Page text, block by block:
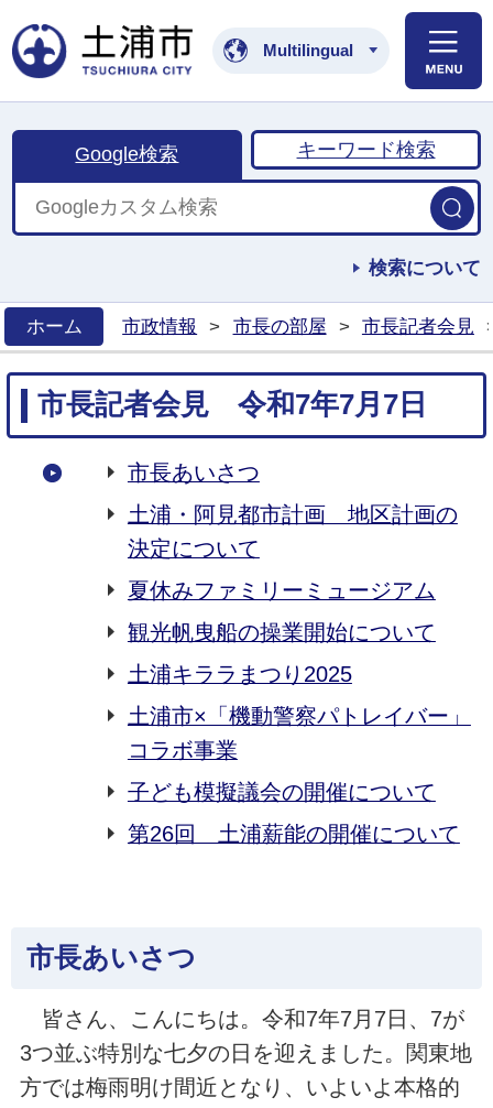
土浦市公式ホームペ
Multilingual
Google検索 キーワード検索
検索について
ホーム
市政情報 > 市長の部屋 > 市長記者会見
市長記者会見 令和7年7月7日
市長あいさつ
土浦・阿見都市計画 地区計画の
決定について
夏休みファミリーミュージアム
観光帆曳船の操業開始について
土浦キララまつり2025
土浦市×「機動警察パトレイバー」
コラボ事業
子ども模擬議会の開催について
第26回 土浦薪能の開催について
市長あいさつ
皆さん、こんにちは。令和7年7月7日、7が
3つ並ぶ特別な七夕の日を迎えました。関東地
方では梅雨明け間近となり、いよいよ本格的